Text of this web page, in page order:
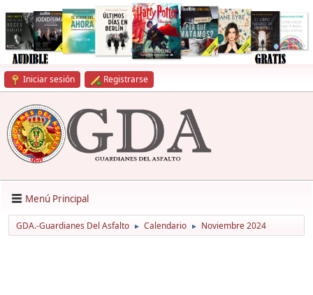
Iniciar sesión Registrarse
Menú Principal
GDA.-Guardianes Del Asfalto ► Calendario ► Noviembre 2024